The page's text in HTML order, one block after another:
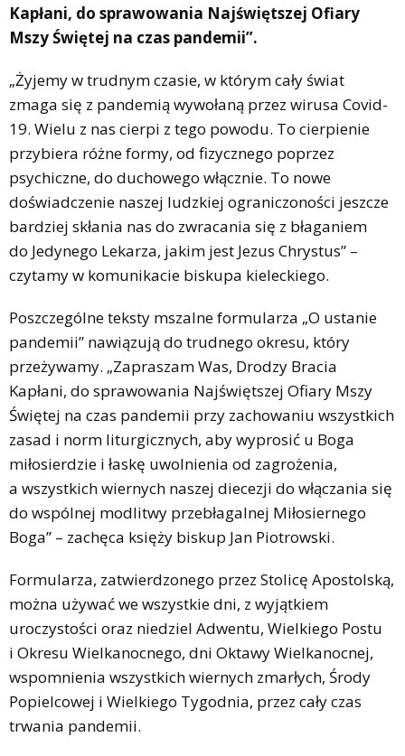
Kapłani, do sprawowania Najświętszej Ofiary
Mszy Świętej na czas pandemii”.
„Żyjemy w trudnym czasie, w którym cały świat
zmaga się z pandemią wywołaną przez wirusa Covid-
19. Wielu z nas cierpi z tego powodu. To cierpienie
przybiera różne formy, od fizycznego poprzez
psychiczne, do duchowego włącznie. To nowe
doświadczenie naszej ludzkiej ograniczoności jeszcze
bardziej skłania nas do zwracania się z błaganiem
do Jedynego Lekarza, jakim jest Jezus Chrystus” –
czytamy w komunikacie biskupa kieleckiego.
Poszczególne teksty mszalne formularza „O ustanie
pandemii” nawiązują do trudnego okresu, który
przeżywamy. „Zapraszam Was, Drodzy Bracia
Kapłani, do sprawowania Najświętszej Ofiary Mszy
Świętej na czas pandemii przy zachowaniu wszystkich
zasad i norm liturgicznych, aby wyprosić u Boga
miłosierdzie i łaskę uwolnienia od zagrożenia,
a wszystkich wiernych naszej diecezji do włączania się
do wspólnej modlitwy przebłagalnej Miłosiernego
Boga” – zachęca księży biskup Jan Piotrowski.
Formularza, zatwierdzonego przez Stolicę Apostolską,
można używać we wszystkie dni, z wyjątkiem
uroczystości oraz niedziel Adwentu, Wielkiego Postu
i Okresu Wielkanocnego, dni Oktawy Wielkanocnej,
wspomnienia wszystkich wiernych zmarłych, Środy
Popielcowej i Wielkiego Tygodnia, przez cały czas
trwania pandemii.